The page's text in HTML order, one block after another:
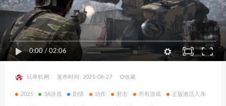
0:00/ 02:06
玩单机网 发布时间: 2025-08-27 收藏
2025 3A游戏 剧情 动作 射击 所有游戏 正版激活入库